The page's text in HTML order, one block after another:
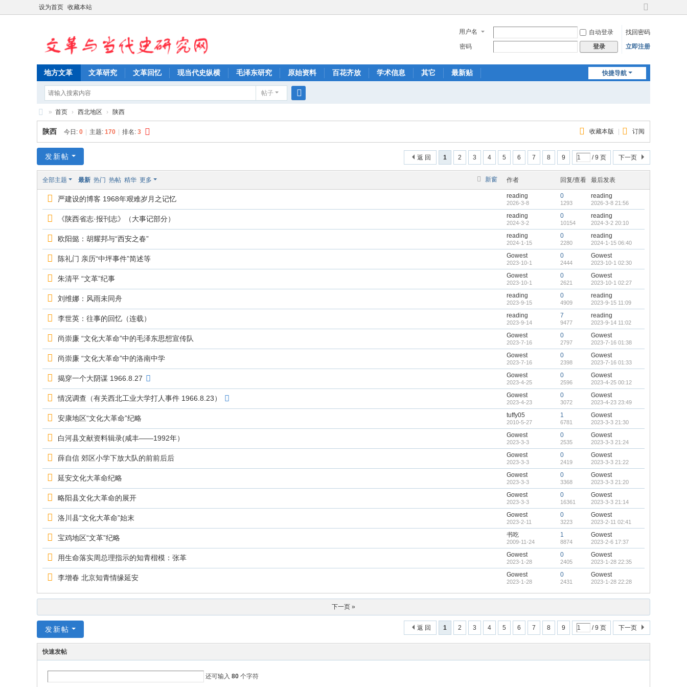
设为首页 收藏本站
切
到
宽
用户名 自动登录
找回密码
密码
登录 立即注册
快捷导航
地方文革 文革研究 文革回忆 现当代史纵横 毛泽东研究 原始资料 百花齐放 学术信息 其它 最新贴
帖子
索
文
革
当
究
» 首页 › 西北地区 › 陕西
收藏本版 订阅
陕西 今日: 0 主题: 170 排名: 3
1 2 3 4 5 6 7 8 9 / 9 页 下一页
返 回
发新帖
新窗
全部主题 最新 热门 热帖 精华 更多 作者 回复/查看 最后发表
严建设的博客 1968年艰难岁月之记忆 reading
2026-3-8
0
1293
reading
2026-3-8 21:56
《陕西省志·报刊志》（大事记部分） reading
2024-3-2
0
10154
reading
2024-3-2 20:10
欧阳懿：胡耀邦与“西安之春” reading
2024-1-15
0
2280
reading
2024-1-15 06:40
陈礼门 亲历“中坪事件”简述等 Gowest
2023-10-1
0
2444
Gowest
2023-10-1 02:30
朱清平 “文革”纪事 Gowest
2023-10-1
0
2621
Gowest
2023-10-1 02:27
刘维娜：风雨未同舟 reading
2023-9-15
0
4909
reading
2023-9-15 11:09
李世英：往事的回忆（连载） reading
2023-9-14
7
9477
reading
2023-9-14 11:02
尚崇廉 “文化大革命”中的毛泽东思想宣传队 Gowest
2023-7-16
0
2797
Gowest
2023-7-16 01:38
尚崇廉 “文化大革命”中的洛南中学 Gowest
2023-7-16
0
2398
Gowest
2023-7-16 01:33
揭穿一个大阴谋 1966.8.27 Gowest
2023-4-25
0
2596
Gowest
2023-4-25 00:12
情况调查（有关西北工业大学打人事件 1966.8.23） Gowest
2023-4-23
0
3072
Gowest
2023-4-23 23:49
安康地区“文化大革命”纪略 tuffy05
2010-5-27
1
6781
Gowest
2023-3-3 21:30
白河县文献资料辑录(咸丰——1992年） Gowest
2023-3-3
0
2535
Gowest
2023-3-3 21:24
薛自信 郊区小学下放大队的前前后后 Gowest
2023-3-3
0
2419
Gowest
2023-3-3 21:22
延安文化大革命纪略 Gowest
2023-3-3
0
3368
Gowest
2023-3-3 21:20
略阳县文化大革命的展开 Gowest
2023-3-3
0
16361
Gowest
2023-3-3 21:14
洛川县“文化大革命”始末 Gowest
2023-2-11
0
3223
Gowest
2023-2-11 02:41
宝鸡地区“文革”纪略 书吃
2009-11-24
1
8874
Gowest
2023-2-6 17:37
用生命落实周总理指示的知青楷模：张革 Gowest
2023-1-28
0
2405
Gowest
2023-1-28 22:35
李增春 北京知青情缘延安 Gowest
2023-1-28
0
2431
Gowest
2023-1-28 22:28
下一页 »
1 2 3 4 5 6 7 8 9 / 9 页 下一页
返 回
发新帖
快速发帖
还可输入 80 个字符